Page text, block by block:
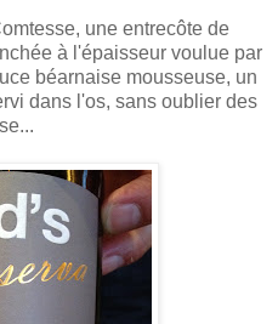
une entrecôte de
à l'épaisseur voulue par
béarnaise mousseuse, un
dans l'os, sans oublier des